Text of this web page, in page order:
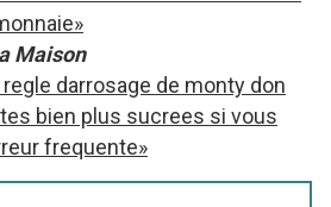
Maison
darrosage de monty don
bien plus sucrees si vous
frequente»